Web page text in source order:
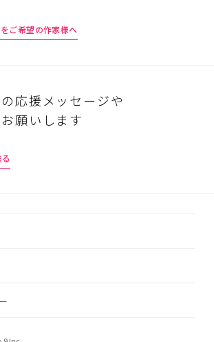
ご希望の作家様へ
応援メッセージや
願いします